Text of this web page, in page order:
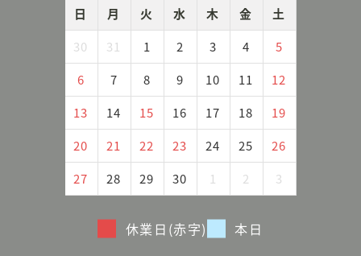
日 月 火 水 木 金
土
30
31 1 2 3 4
5
6
7 8 9 10 11
12
13
14 15 16 17 18
19
20
21 22 23 24 25
26
27
28 29 30 1 2 3
休業日(赤字) 本日